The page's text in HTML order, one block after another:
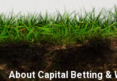
About Capital Betting &